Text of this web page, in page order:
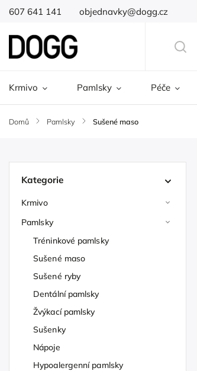
607 641 141 objednavky@dogg.cz
Krmivo Pamlsky Péče
Domů / Pamlsky / Sušené maso
Kategorie
Krmivo
Pamlsky
Tréninkové pamlsky
Sušené maso
Sušené ryby
Dentální pamlsky
Žvýkací pamlsky
Sušenky
Nápoje
Hypoalergenní pamlsky